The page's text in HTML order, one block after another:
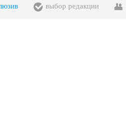
выбор редакции